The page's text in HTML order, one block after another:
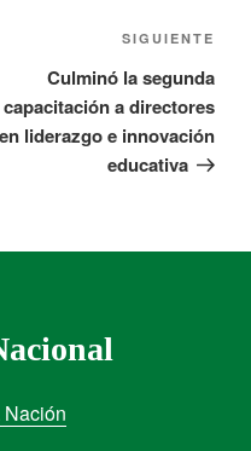
SIGUIENTE
Culminó la segunda
capacitación a directores
en liderazgo e innovación
educativa